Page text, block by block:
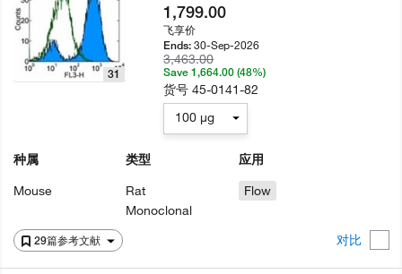
29篇参考文献 对比
31
种属
Mouse
类型
Rat
Monoclonal
应用
Flow
1,799.00
飞享价
Ends:30-Sep-2026
3,463.00
Save 1,664.00 (48%)
货号45-0141-82
100 µg